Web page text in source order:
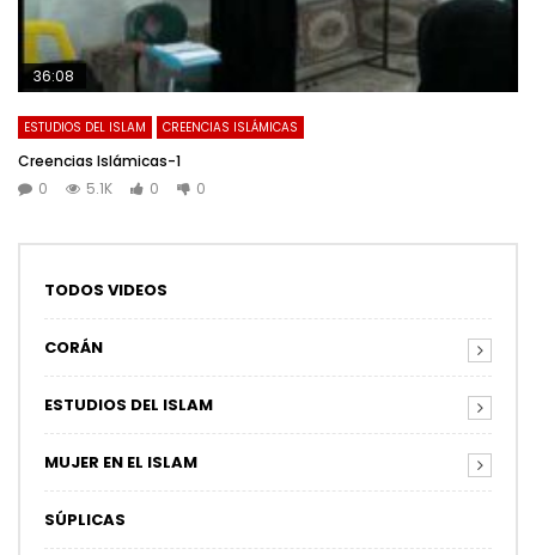
36:08
ESTUDIOS DEL ISLAM CREENCIAS ISLÁMICAS
Creencias Islámicas-1
0
5.1K 0 0
TODOS VIDEOS
CORÁN
ESTUDIOS DEL ISLAM
MUJER EN EL ISLAM
SÚPLICAS